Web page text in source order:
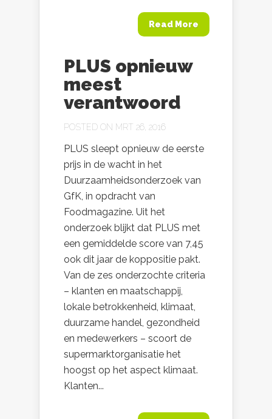
Read More
PLUS opnieuw
meest
verantwoord
POSTED ON MRT 26, 2016
PLUS sleept opnieuw de eerste
prijs in de wacht in het
Duurzaamheidsonderzoek van
GfK, in opdracht van
Foodmagazine. Uit het
onderzoek blijkt dat PLUS met
een gemiddelde score van 7,45
ook dit jaar de koppositie pakt.
Van de zes onderzochte criteria
– klanten en maatschappij,
lokale betrokkenheid, klimaat,
duurzame handel, gezondheid
en medewerkers – scoort de
supermarktorganisatie het
hoogst op het aspect klimaat.
Klanten...